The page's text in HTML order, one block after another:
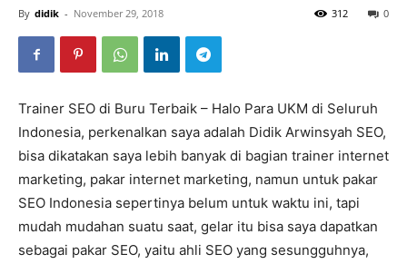
By didik - November 29, 2018 0
312
Trainer SEO di Buru Terbaik – Halo Para UKM di Seluruh
Indonesia, perkenalkan saya adalah Didik Arwinsyah SEO,
bisa dikatakan saya lebih banyak di bagian trainer internet
marketing, pakar internet marketing, namun untuk pakar
SEO Indonesia sepertinya belum untuk waktu ini, tapi
mudah mudahan suatu saat, gelar itu bisa saya dapatkan
sebagai pakar SEO, yaitu ahli SEO yang sesungguhnya,